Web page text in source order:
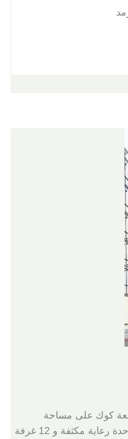
كوك على مساحة
220.000 متر مربع ويقدم 404 غرف و 73 وحدة رعاية مكثفة و 12 غرفة